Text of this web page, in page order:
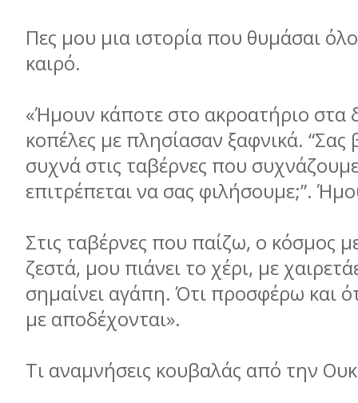
Πες μου μια ιστορία που θυμάσαι
καιρό.
«Ήμουν κάποτε στο ακροατήριο στα
κοπέλες με πλησίασαν ξαφνικά. “Σας
συχνά στις ταβέρνες που
επιτρέπεται να σας φιλήσουμε;”.
Στις ταβέρνες που παίζω, ο κόσμος
ζεστά, μου πιάνει το χέρι, με
σημαίνει αγάπη. Ότι προσφέρω και
με αποδέχονται».
Τι αναμνήσεις κουβαλάς από την